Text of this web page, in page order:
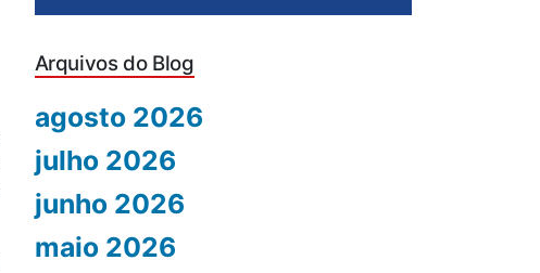
Arquivos do Blog
agosto 2026
julho 2026
junho 2026
maio 2026